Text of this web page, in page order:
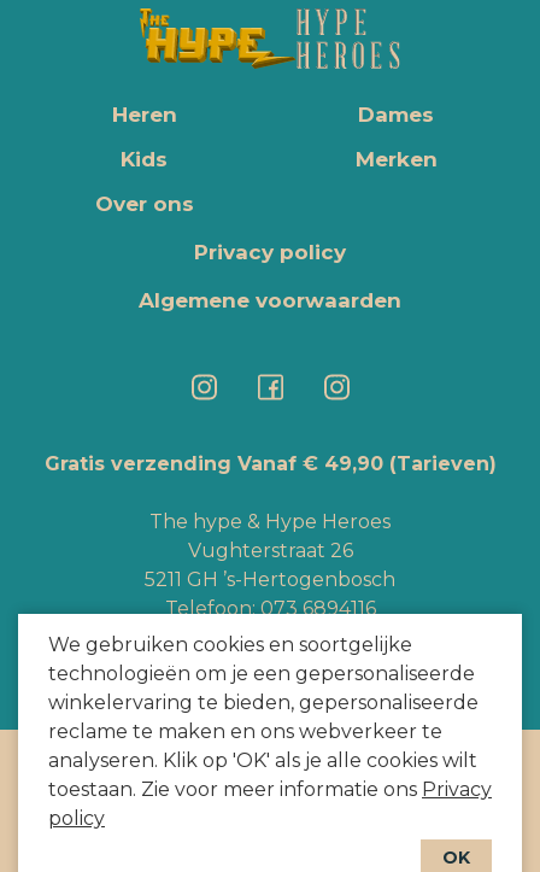
We gebruiken cookies en soortgelijke
technologieën om je een gepersonaliseerde
winkelervaring te bieden, gepersonaliseerde
reclame te maken en ons webverkeer te
analyseren. Klik op 'OK' als je alle cookies wilt
toestaan. Zie voor meer informatie ons Privacy
policy
OK
Heren
Dames
Kids
Merken
Over ons
Privacy policy
Algemene voorwaarden
Gratis verzending Vanaf € 49,90 (Tarieven)
The hype & Hype Heroes
Vughterstraat 26
5211 GH ’s-Hertogenbosch
Telefoon:073 6894116
Whatsapp:+3165363328
info@hypeheroes.com
Copyright2026door HYPE HEROES. Alle rechten voorbehouden